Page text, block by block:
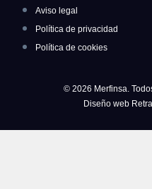
Aviso legal
Política de privacidad
Política de cookies
© 2026 Merfinsa.
Diseño web